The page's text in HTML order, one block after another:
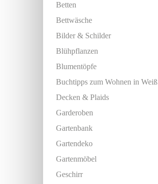
Betten
Bettwäsche
Bilder & Schilder
Blühpflanzen
Blumentöpfe
Buchtipps zum Wohnen in Weiß
Decken & Plaids
Garderoben
Gartenbank
Gartendeko
Gartenmöbel
Geschirr